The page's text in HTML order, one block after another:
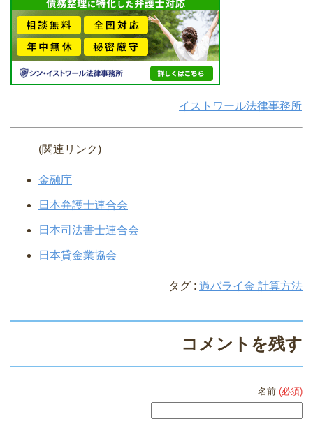
イストワール法律事務所
(関連リンク)
金融庁
日本弁護士連合会
日本司法書士連合会
日本貸金業協会
タグ : 過バライ金 計算方法
コメントを残す
名前 (必須)